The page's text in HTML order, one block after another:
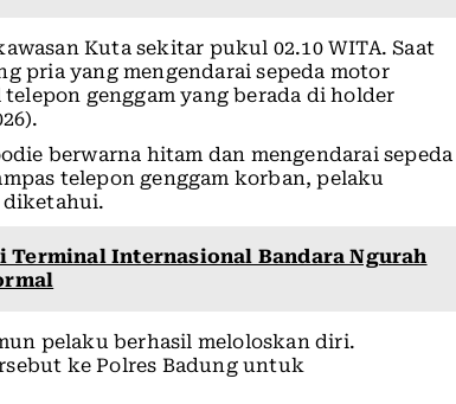
Kuta sekitar pukul 02.10 WITA. Saat
pria yang mengendarai sepeda motor
genggam yang berada di holder
berwarna hitam dan mengendarai sepeda
telepon genggam korban, pelaku
diketahui.
Terminal Internasional Bandara Ngurah
pelaku berhasil meloloskan diri.
ke Polres Badung untuk